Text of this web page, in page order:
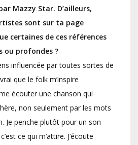
Mazzy Star. D’ailleurs,
sont sur ta page
certaines de ces références
ou profondes ?
influencée par toutes sortes de
que le folk m’inspire
écouter une chanson qui
non seulement par les mots
Je penche plutôt pour un son
ce qui m’attire. J’écoute